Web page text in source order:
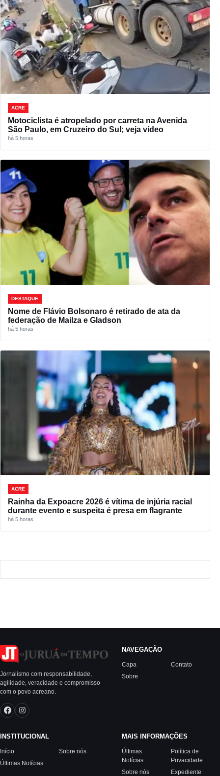
ACRE
Motociclista é atropelado por carreta na Avenida
São Paulo, em Cruzeiro do Sul; veja vídeo
há 5 horas
DESTAQUE
Nome de Flávio Bolsonaro é retirado de ata da
federação de Mailza e Gladson
há 5 horas
ACRE
Rainha da Expoacre 2026 é vítima de injúria racial
durante evento e suspeita é presa em flagrante
há 5 horas
Jornalismo com responsabilidade,
agilidade, veracidade e compromisso
com o povo acreano.
NAVEGAÇÃO
Capa
Sobre
Contato
INSTITUCIONAL
Início
Últimas Notícias
Sobre nós
MAIS INFORMAÇÕES
Últimas
Notícias
Sobre nós
Política de
Privacidade
Expediente